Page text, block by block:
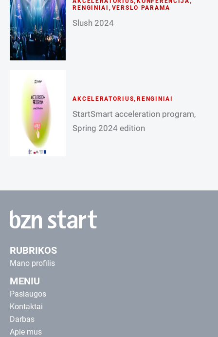
RENGINIAI , VERSLO PARAMA
Slush 2024
AKCELERATORIUS, RENGINIAI
StartSmart acceleration program,
Spring 2024 edition
RUBRIKOS
Mano profilis
MENIU
Paslaugos
Kontaktai
Darbas
Apie mus